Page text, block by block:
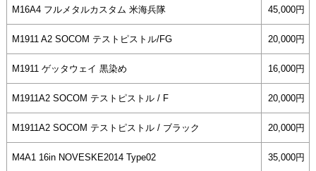
M16A4 フルメタルカスタム 米海兵隊 45,000円
M1911 A2 SOCOM テストピストル/FG 20,000円
M1911 ゲッタウェイ 黒染め 16,000円
M1911A2 SOCOM テストピストル / F 20,000円
M1911A2 SOCOM テストピストル / ブラック 20,000円
M4A1 16in NOVESKE2014 Type02 35,000円